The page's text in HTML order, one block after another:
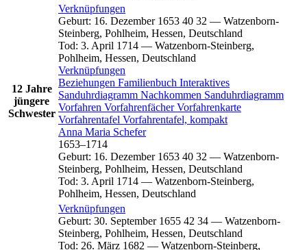
12 Jahre
jüngere
Schwester
Verknüpfungen
Geburt: 16. Dezember 1653 40 32 — Watzenborn-
Steinberg, Pohlheim, Hessen, Deutschland
Tod: 3. April 1714 — Watzenborn-Steinberg,
Pohlheim, Hessen, Deutschland
Verknüpfungen
Beziehungen Familienbuch Interaktives
Sanduhrdiagramm Nachkommen Sanduhrdiagramm
Vorfahren VorfahrenfächerVorfahrenkarte
Vorfahrentafel Vorfahrentafel, kompakt
Anna Maria Schefer
1653–1714
Geburt: 16. Dezember 1653 40 32 — Watzenborn-
Steinberg, Pohlheim, Hessen, Deutschland
Tod: 3. April 1714 — Watzenborn-Steinberg,
Pohlheim, Hessen, Deutschland
Verknüpfungen
Geburt: 30. September 1655 42 34 — Watzenborn-
Steinberg, Pohlheim, Hessen, Deutschland
Tod: 26. März 1682 — Watzenborn-Steinberg,